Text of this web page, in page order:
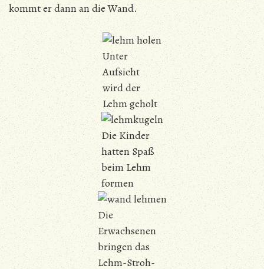
kommt er dann an die Wand.
Unter
Aufsicht
wird der
Lehm geholt
Die Kinder
hatten Spaß
beim Lehm
formen
Die
Erwachsenen
bringen das
Lehm-Stroh-